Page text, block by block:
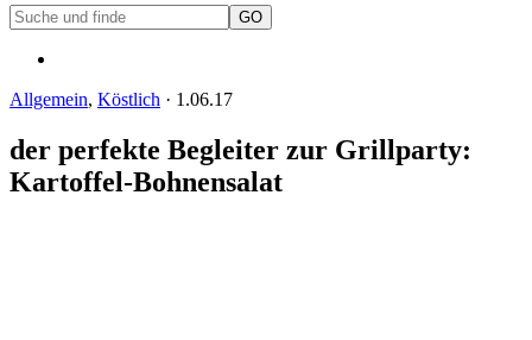
Allgemein, Köstlich · 1.06.17
der perfekte Begleiter zur Grillparty:
Kartoffel-Bohnensalat